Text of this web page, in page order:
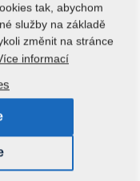
stroje:
tak, abychom
služby na základě
změnit na stránce
informací